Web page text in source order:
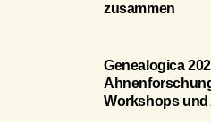
zusammen
Genealogica
Workshops